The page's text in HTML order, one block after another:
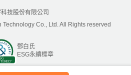
技股份有限公司
Co., Ltd. All Rights reserved
鄧白氏
ESG永續標章